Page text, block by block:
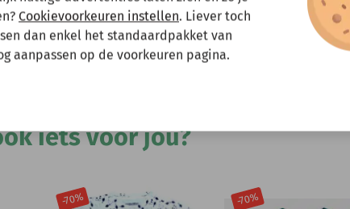
Stuur een e-mail
info@miniandmore.nl
iets voor jou?
-70% -70%
van je bestelling.
Cookievoorkeuren instellen. Liever toch
dan enkel het standaardpakket van
aanpassen op de voorkeuren pagina.